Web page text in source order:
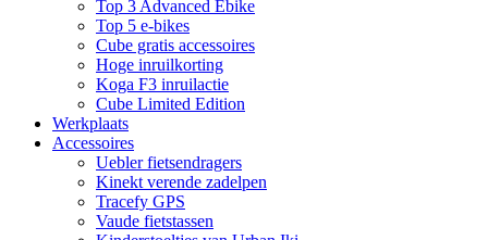
Top 3 Advanced Ebike
Top 5 e-bikes
Cube gratis accessoires
Hoge inruilkorting
Koga F3 inruilactie
Cube Limited Edition
Werkplaats
Accessoires
Uebler fietsendragers
Kinekt verende zadelpen
Tracefy GPS
Vaude fietstassen